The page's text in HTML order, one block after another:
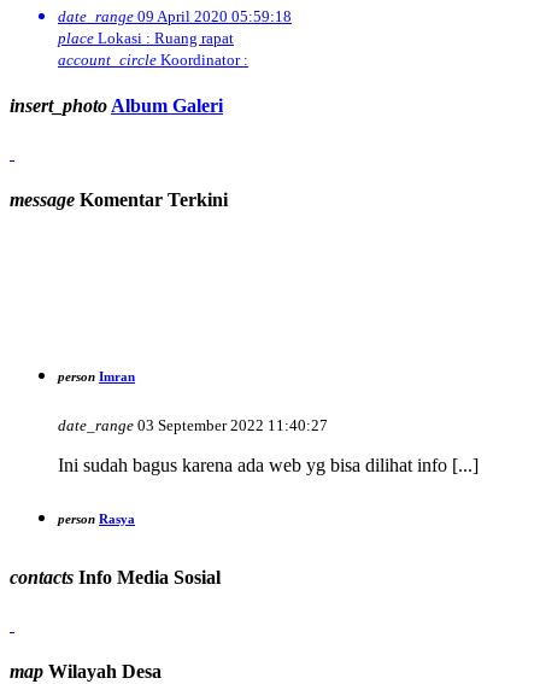
date_range 09 April 2020 05:59:18
place Lokasi : Ruang rapat
account_circle Koordinator :
insert_photo Album Galeri
message Komentar Terkini
Selamat atas keberhasilan desa padang mumpo dalam upaya
contacts Info Media Sosial
map Wilayah Desa